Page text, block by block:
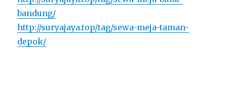
bandung/
http://suryajaya.top/tag/sewa-meja-taman-
depok/